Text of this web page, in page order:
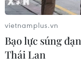
vietnamplus.vn
Bạo lực súng
Thái Lan